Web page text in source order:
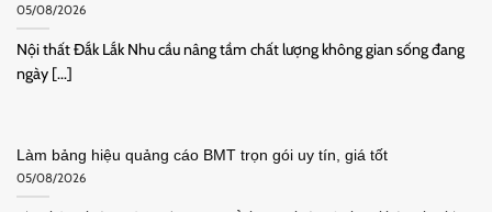
05/08/2026
Nội thất Đắk Lắk Nhu cầu nâng tầm chất lượng không gian sống đang
ngày [...]
Làm bảng hiệu quảng cáo BMT trọn gói uy tín, giá tốt
05/08/2026